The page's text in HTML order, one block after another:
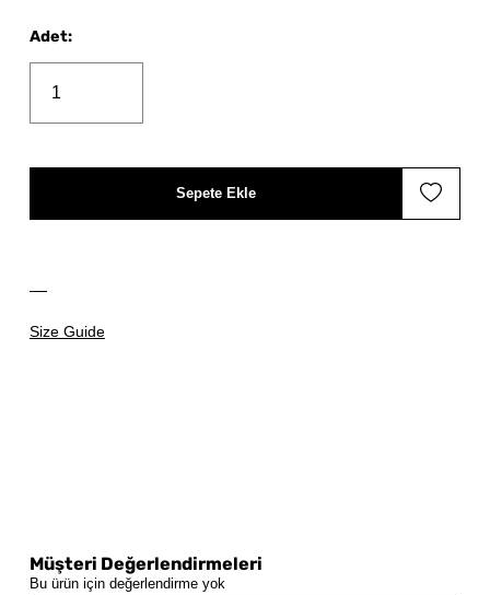
Size Guide
Adet:
Sepete Ekle
Müşteri Değerlendirmeleri
Bu ürün için değerlendirme yok